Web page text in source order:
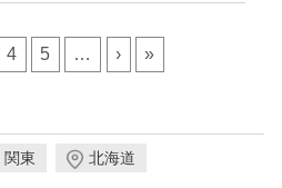
4 5 … › »
関東 北海道